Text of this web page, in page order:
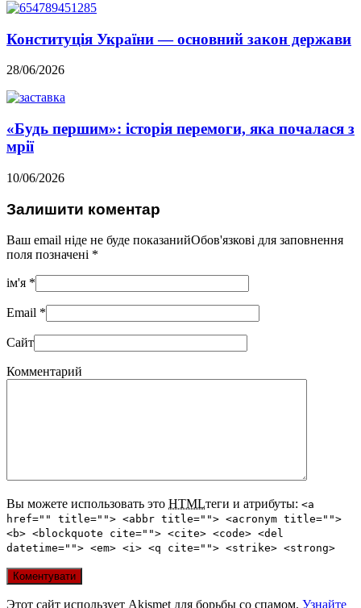
Конституція України — основний закон держави
28/06/2026
«Будь першим»: історія перемоги, яка почалася з
мрії
10/06/2026
Залишити коментар
Ваш email ніде не буде показанийОбов'язкові для заповнення
поля позначені *
ім'я *
Email *
Сайт
Комментарий
Вы можете использовать это HTMLтеги и атрибуты: <a
href="" title=""> <abbr title=""> <acronym title="">
<b> <blockquote cite=""> <cite> <code> <del
datetime=""> <em> <i> <q cite=""> <strike> <strong>
Этот сайт использует Akismet для борьбы со спамом. Узнайте